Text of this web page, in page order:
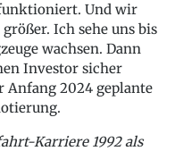
Und wir
Ich sehe uns bis
wachsen. Dann
Investor sicher
Anfang 2024 geplante
Karriere 1992 als